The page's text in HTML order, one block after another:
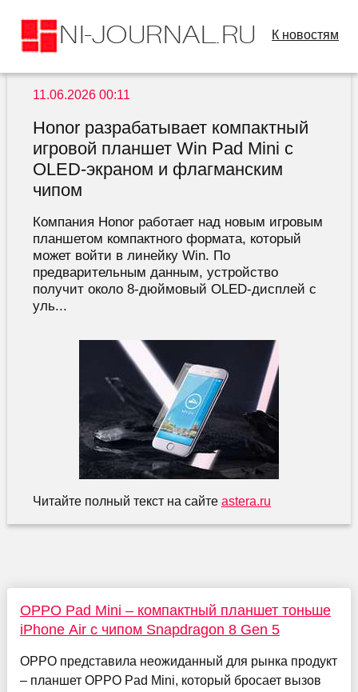
К новостям
11.06.2026 00:11
Honor разрабатывает компактный
игровой планшет Win Pad Mini с
OLED-экраном и флагманским
чипом
Компания Honor работает над новым игровым
планшетом компактного формата, который
может войти в линейку Win. По
предварительным данным, устройство
получит около 8-дюймовый OLED-дисплей с
уль...
Читайте полный текст на сайте astera.ru
OPPO Pad Mini – компактный планшет тоньше
iPhone Air с чипом Snapdragon 8 Gen 5
OPPO представила неожиданный для рынка продукт
– планшет OPPO Pad Mini, который бросает вызов